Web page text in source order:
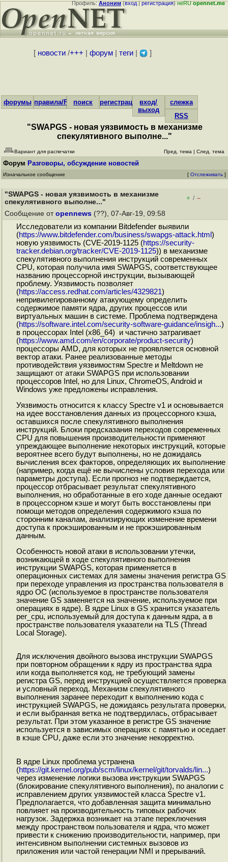
Профиль:Аноним(вход|регистрация)неRUopennet.me
[ новости/+++ форум| теги| ]
форумы правила/FAQпоиск регистрациявход/
выход
слежка
RSS
"SWAPGS - новая уязвимость в механизме
спекулятивного выполне..."
Вариант для распечатки Пред. тема | След. тема
Форум Разговоры, обсуждение новостей
Изначальное сообщение [ Отслеживать ]
"SWAPGS - новая уязвимость в механизме
спекулятивного выполне..."
+ / –
Сообщение от opennews (??), 07-Авг-19, 09:58
Исследователи из компании Bitdefender выявили
(https://www.bitdefender.com/business/swapgs-attack.html )
новую уязвимость (CVE-2019-1125 (https://security-
tracker.debian.org/tracker/CVE-2019-1125)) в механизме
спекулятивного выполнения инструкций современных
CPU, которая получила имя SWAPGS, соответствующее
названию процессорной инструкции, вызывающей
проблему. Уязвимость позволяет
(https://access.redhat.com/articles/4329821)
непривилегированному атакующему определить
содержимое памяти ядра, других процессов или
виртуальных машин в системе. Проблема подтверждена
(https://software.intel.com/security-software-guidance/insigh...)
в процессорах Intel (x86_64) и частично затрагивает
(https://www.amd.com/en/corporate/product-security)
процессоры AMD, для которых не проявляется основной
вектор атаки. Ранее реализованные методы
противодействия уязвимостям Spectre и Meltdown не
защищают от атаки SWAPGS при использовании
процессоров Intel, но для Linux, ChromeOS, Android и
Windows уже предложены исправления.
Уязвимость относится к классу Spectre v1 и основывается
на идее восстановления данных из процессорного кэша,
оставшихся после спекулятивного выполнения
инструкций. Блоки предсказания переходов современных
CPU для повышения производительности применяют
упреждающее выполнение некоторых инструкций, которые
вероятнее всего будут выполнены, но не дожидаясь
вычисления всех факторов, определяющих их выполнение
(например, когда ещё не вычислены условия перехода или
параметры доступа). Если прогноз не подтверждается,
процессор отбрасывает результат спекулятивного
выполнения, но обработанные в его ходе данные оседают
в процессорном кэше и могут быть восстановлены при
помощи методов определения содержимого кэша по
сторонним каналам, анализирующих изменение времени
доступа к прокэшированным и не прокэшированным
данным.
Особенность новой атаки в использовании утечки,
возникающей в ходе спекулятивного выполнения
инструкции SWAPGS, которая применяется в
операционных системах для замены значения регистра GS
при переходе управления из пространства пользователя в
ядро ОС (используемое в пространстве пользователя
значение GS заменяется на значение, используемое при
операциях в ядре). В ядре Linux в GS хранится указатель
per_cpu, используемый для доступа к данным ядра, а в
пространстве пользователя указатели на TLS (Thread
Local Storage).
Для исключения двойного вызова инструкции SWAPGS
при повторном обращении к ядру из пространства ядра
или когда выполняется код, не требующий замены
регистра GS, перед инструкцией осуществляется проверка
и условный переход. Механизм спекулятивного
выполнения заранее переходит к выполнению кода с
инструкцией SWAPGS, не дожидаясь результата проверки,
и если выбранная ветка не подтвердилась, отбрасывает
результат. При этом указанное в регистре GS значение
используется в зависимых операциях с памятью и оседает
в кэше CPU, даже если это значение некорректно.
В ядре Linux проблема устранена
(https://git.kernel.org/pub/scm/linux/kernel/git/torvalds/lin...)
через изменение логики вызова инструкции SWAPGS
(блокирование спекулятивного выполнения), по аналогии с
исправлением других уязвимостей класса Spectre v1.
Предполагается, что добавленная защита минимально
повлияет на производительность типовых рабочих
нагрузок. Задержка возникает на этапе переключения
между пространством пользователя и ядра, что может
привести к снижению производительности, например, при
интенсивном выполнении системных вызовов из
приложения или частой генерации NMI и прерываний.